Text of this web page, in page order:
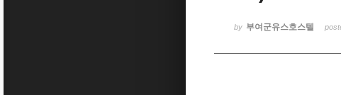
by 부여군유스호스텔
Sketchbook5, 스케치북5